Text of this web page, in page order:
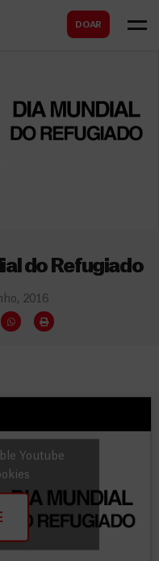
DOAR
do Refugiado
2016
Youtube